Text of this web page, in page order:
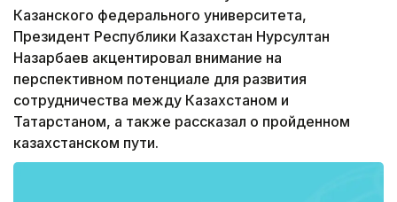
Казанского федерального университета,
Президент Республики Казахстан Нурсултан
Назарбаев акцентировал внимание на
перспективном потенциале для развития
сотрудничества между Казахстаном и
Татарстаном, а также рассказал о пройденном
казахстанском пути.